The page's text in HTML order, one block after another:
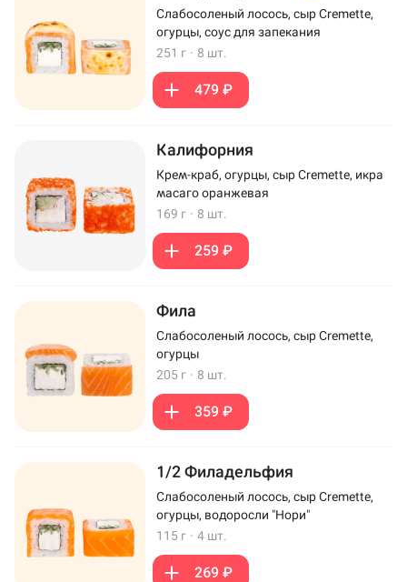
Слабосоленый лосось, сыр Cremette,
огурцы, соус для запекания
251 г · 8 шт.
479 ₽
Калифорния
Крем-краб, огурцы, сыр Cremette, икра
масаго оранжевая
169 г · 8 шт.
259 ₽
Фила
Слабосоленый лосось, сыр Cremette,
огурцы
205 г · 8 шт.
359 ₽
1/2 Филадельфия
Слабосоленый лосось, сыр Cremette,
огурцы, водоросли "Нори"
115 г · 4 шт.
269 ₽